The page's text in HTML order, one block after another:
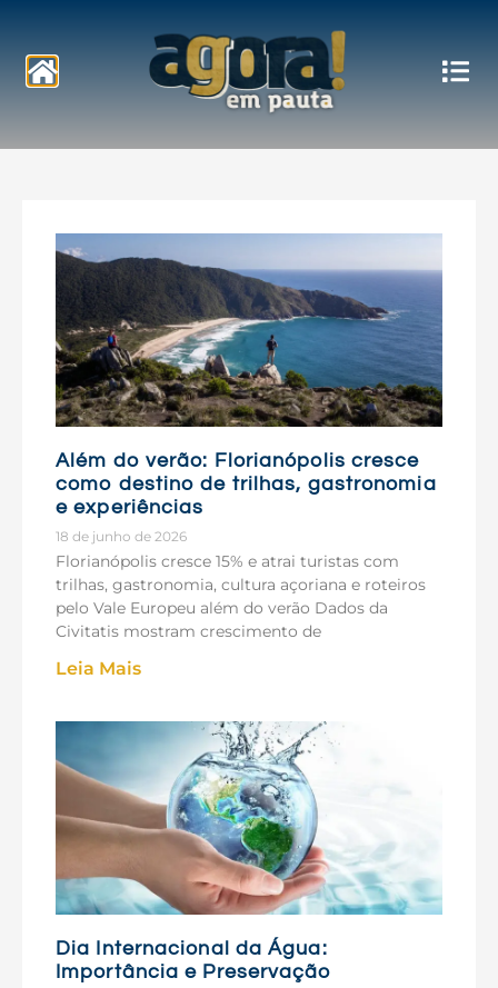
Notícias
Além do verão: Florianópolis cresce
como destino de trilhas, gastronomia
e experiências
18 de junho de 2026
Florianópolis cresce 15% e atrai turistas com
trilhas, gastronomia, cultura açoriana e roteiros
pelo Vale Europeu além do verão Dados da
Civitatis mostram crescimento de
Leia Mais
Dia Internacional da Água:
Importância e Preservação